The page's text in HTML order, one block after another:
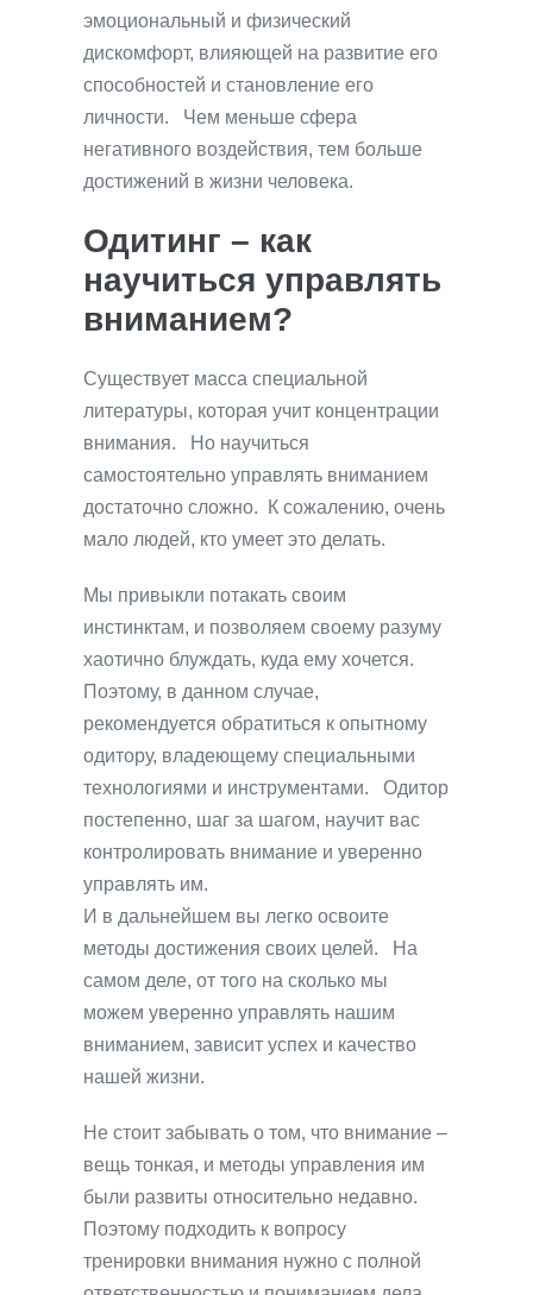
эмоциональный и физический
дискомфорт, влияющей на развитие его
способностей и становление его
личности. Чем меньше сфера
негативного воздействия, тем больше
достижений в жизни человека.
Одитинг – как
научиться управлять
вниманием?
Существует масса специальной
литературы, которая учит концентрации
внимания. Но научиться
самостоятельно управлять вниманием
достаточно сложно. К сожалению, очень
мало людей, кто умеет это делать.
Мы привыкли потакать своим
инстинктам, и позволяем своему разуму
хаотично блуждать, куда ему хочется.
Поэтому, в данном случае,
рекомендуется обратиться к опытному
одитору, владеющему специальными
технологиями и инструментами. Одитор
постепенно, шаг за шагом, научит вас
контролировать внимание и уверенно
управлять им.
И в дальнейшем вы легко освоите
методы достижения своих целей. На
самом деле, от того на сколько мы
можем уверенно управлять нашим
вниманием, зависит успех и качество
нашей жизни.
Не стоит забывать о том, что внимание –
вещь тонкая, и методы управления им
были развиты относительно недавно.
Поэтому подходить к вопросу
тренировки внимания нужно с полной